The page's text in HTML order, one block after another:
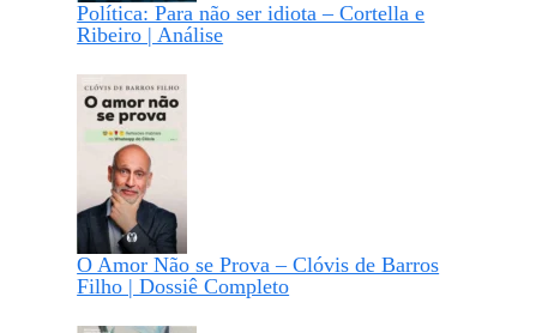
Política: Para não ser idiota – Cortella e
Ribeiro | Análise
O Amor Não se Prova – Clóvis de Barros
Filho | Dossiê Completo